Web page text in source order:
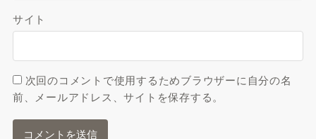
サイト
次回のコメントで使用するためブラウザーに自分の名
前、メールアドレス、サイトを保存する。